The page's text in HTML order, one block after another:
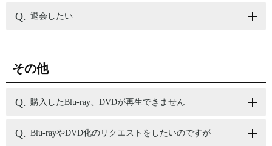
退会したい
その他
購入したBlu-ray、DVDが再生できません
Blu-rayやDVD化のリクエストをしたいのですが